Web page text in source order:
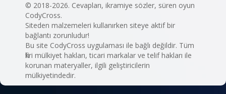
© 2018-2026. Cevapları, ikramiye sözler, süren oyun
CodyCross.
Siteden malzemeleri kullanırken siteye aktif bir
bağlantı zorunludur!
Bu site CodyCross uygulaması ile bağlı değildir. Tüm
fikri mülkiyet hakları, ticari markalar ve telif hakları ile
korunan materyaller, ilgili geliştiricilerin
mülkiyetindedir.